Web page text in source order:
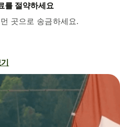
를 절약하세요
곳으로 송금하세요.